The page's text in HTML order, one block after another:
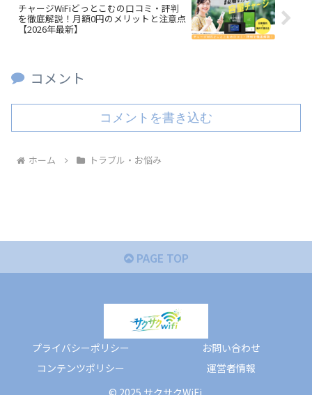
チャージWiFiどっとこむの口コミ・評判
を徹底解説！月額0円のメリットと注意点
【2026年最新】
コメント
コメントを書き込む
ホーム トラブル・お悩み
PAGE TOP
プライバシーポリシー
お問い合わせ
コンテンツポリシー
運営者情報
© 2025 サクサクWiFi.